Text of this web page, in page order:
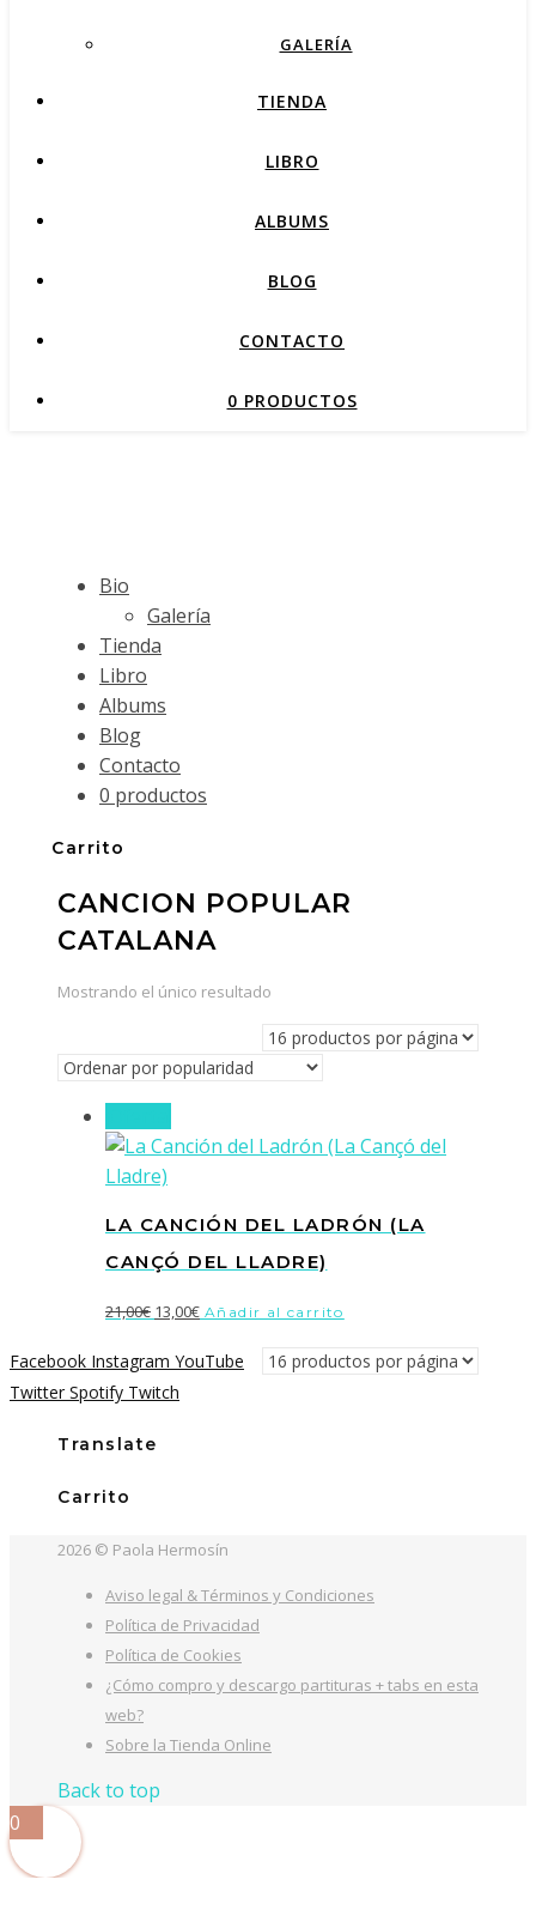
GALERÍA
TIENDA
LIBRO
ALBUMS
BLOG
CONTACTO
0 PRODUCTOS
Bio
Galería
Tienda
Libro
Albums
Blog
Contacto
0 productos
Carrito
CANCION POPULAR
CATALANA
Mostrando el único resultado
LA CANCIÓN DEL LADRÓN (LA
CANÇÓ DEL LLADRE)
21,00€ El
original
era:
13,00€El
actual
Añadir al carrito
Facebook Instagram YouTube
Twitter Spotify Twitch
Translate
Carrito
2026 © Paola Hermosín
Aviso legal & Términos y Condiciones
Política de Privacidad
Política de Cookies
¿Cómo compro y descargo partituras + tabs en esta
web?
Sobre la Tienda Online
Back to top
0